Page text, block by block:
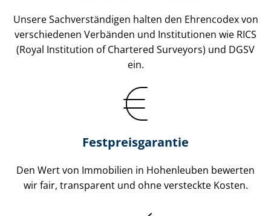
Unsere Sach­ver­stän­di­gen halten den Ehrencodex von
verschiedenen Verbänden und Institutionen wie RICS
(Royal Institution of Chartered Surveyors) und DGSV
ein.
Festpreis​garantie
Den Wert von Immobilien in Hohenleuben bewerten
wir fair, transparent und ohne versteckte Kosten.